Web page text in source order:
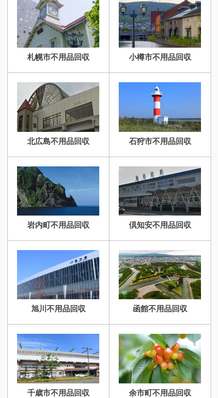
札幌市不用品回収 小樽市不用品回収
北広島不用品回収 石狩市不用品回収
岩内町不用品回収 倶知安不用品回収
旭川不用品回収 函館不用品回収
千歳市不用品回収 余市町不用品回収